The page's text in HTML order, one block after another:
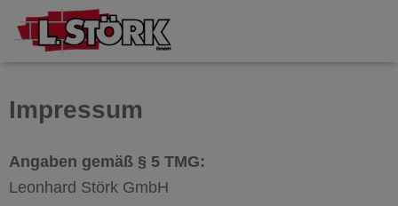
Impressum
Angaben gemäß § 5 TMG:
Leonhard Störk GmbH